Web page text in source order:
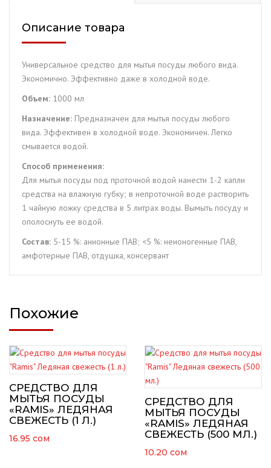
"Ramis"
Клубника
Описание товара
Универсальное средство для мытья посуды любого вида.
Экономично. Эффективно даже в холодной воде.
Объем: 1000 мл
Назначение: Предназначен для мытья посуды любого
вида. Эффективен в холодной воде. Экономичен. Легко
смывается водой.
Способ применения:
Для мытья посуды под проточной водой нанести 1-2 капли
средства на влажную губку; в непроточной воде растворить
1 чайную ложку средства в 5 литрах воды. Вымыть посуду и
ополоснуть ее водой.
Состав: 5-15 %: анионные ПАВ; <5 %: неионогенные ПАВ,
амфотерные ПАВ, отдушка, консервант
Похожие
СРЕДСТВО ДЛЯ
МЫТЬЯ ПОСУДЫ
«RAMIS» ЛЕДЯНАЯ
СВЕЖЕСТЬ (1 Л.)
16.95 сом
СРЕДСТВО ДЛЯ
МЫТЬЯ ПОСУДЫ
«RAMIS» ЛЕДЯНАЯ
СВЕЖЕСТЬ (500 МЛ.)
10.20 сом